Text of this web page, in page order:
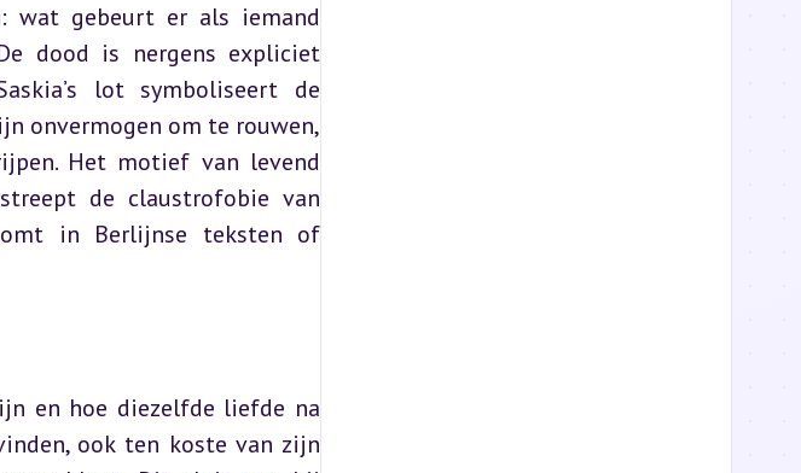
wat gebeurt er als iemand
dood is nergens expliciet
lot symboliseert de
onvermogen om te rouwen,
Het motief van levend
de claustrofobie van
in Berlijnse teksten of
en hoe diezelfde liefde na
ook ten koste van zijn